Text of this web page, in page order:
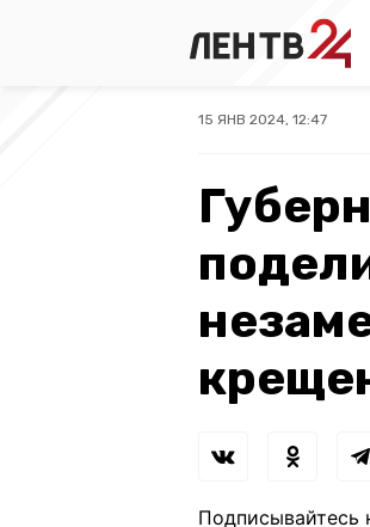
15 ЯНВ 2024, 12:47
Подписывайтесь